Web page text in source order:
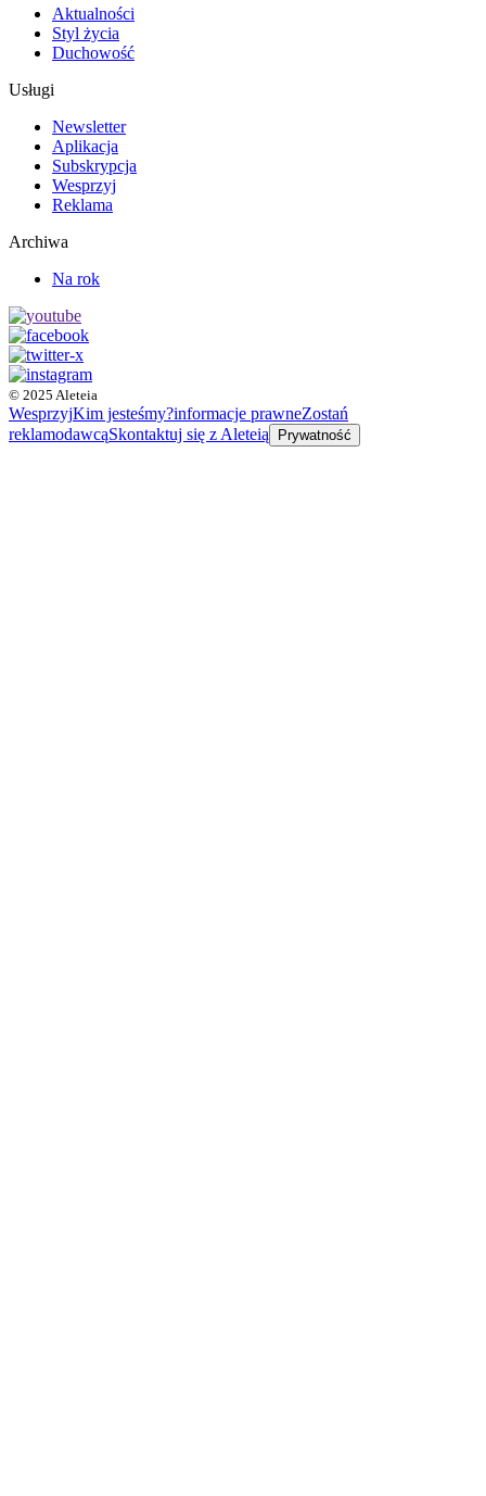
Aktualności
Styl życia
Duchowość
Usługi
Newsletter
Aplikacja
Subskrypcja
Wesprzyj
Reklama
Archiwa
Na rok
© 2025 Aleteia
WesprzyjKim jesteśmy?informacje prawneZostań
reklamodawcąSkontaktuj się z Aleteią Prywatność